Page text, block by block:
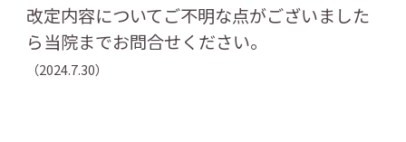
改定内容についてご不明な点がございました
ら当院までお問合せください。
（2024.7.30）